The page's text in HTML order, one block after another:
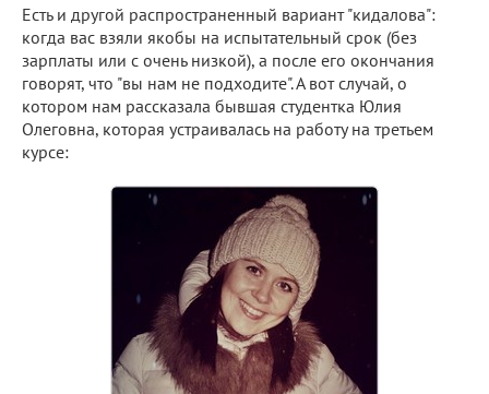
Есть и другой распространенный вариант "кидалова":
когда вас взяли якобы на испытательный срок (без
зарплаты или с очень низкой), а после его окончания
говорят, что "вы нам не подходите". А вот случай, о
котором нам рассказала бывшая студентка Юлия
Олеговна, которая устраивалась на работу на третьем
курсе: